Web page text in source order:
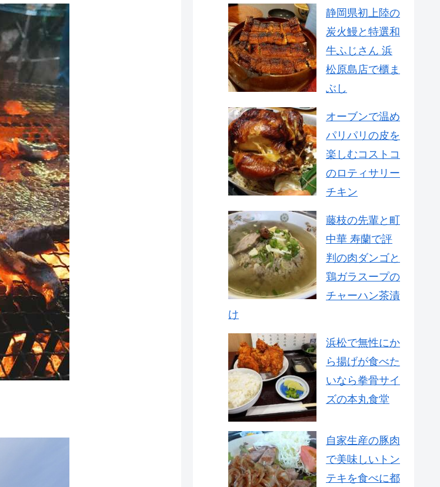
静岡県初上陸の
炭火鰻と特選和
牛ふじさん 浜
松原島店で櫃ま
ぶし
オーブンで温め
パリパリの皮を
楽しむコストコ
のロティサリー
チキン
藤枝の先輩と町
中華 寿蘭で評
判の肉ダンゴと
鶏ガラスープの
チャーハン茶漬
け
浜松で無性にか
ら揚げが食べた
いなら拳骨サイ
ズの本丸食堂
自家生産の豚肉
で美味しいトン
テキを食べに都